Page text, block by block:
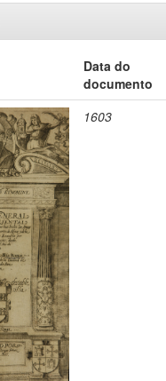
Data do
documento
1603